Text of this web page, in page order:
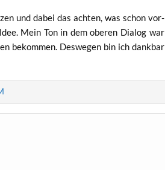
und dabei das ach­ten, was schon vor­
Mein Ton in dem obe­ren Dia­log war
bekom­men. Des­we­gen bin ich dank­bar